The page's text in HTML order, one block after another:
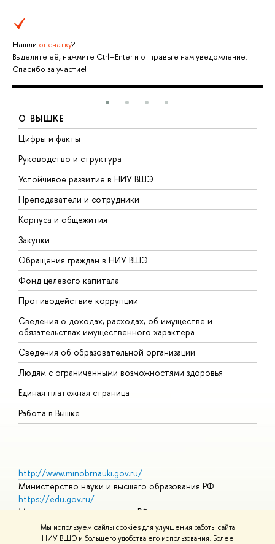
Мы используем файлы cookies для улучшения работы сайта
НИУ ВШЭ и большего удобства его использования. Более
Нашли опечатку?
Выделите её, нажмите Ctrl+Enter и отправьте нам уведомление.
Спасибо за участие!
О ВЫШКЕ
Цифры и факты
Руководство и структура
Устойчивое развитие в НИУ ВШЭ
Преподаватели и сотрудники
Корпуса и общежития
Закупки
Обращения граждан в НИУ ВШЭ
Фонд целевого капитала
Противодействие коррупции
Сведения о доходах, расходах, об имуществе и
обязательствах имущественного характера
Сведения об образовательной организации
Людям с ограниченными возможностями здоровья
Единая платежная страница
Работа в Вышке
http://www.minobrnauki.gov.ru/
Министерство науки и высшего образования РФ
https://edu.gov.ru/
Министерство просвещения РФ
https://elearning.hse.ru/mooc
Массовые открытые онлайн-курсы